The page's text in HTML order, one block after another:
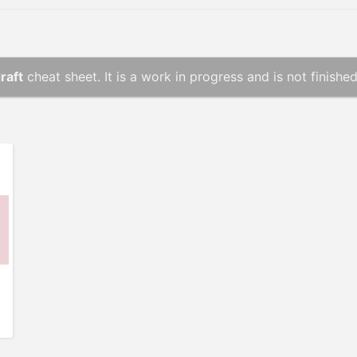
cheat sheet. It is a work in progress and is not